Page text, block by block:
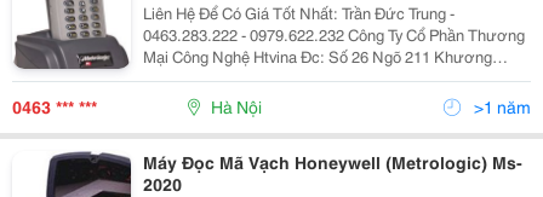
Liên Hệ Để Có Giá Tốt Nhất: Trần Đức Trung -
0463.283.222 - 0979.622.232 Công Ty Cổ Phần Thương
Mại Công Nghệ Htvina Đc: Số 26 Ngõ 211 Khương
Trung &Ndash; Thanh Xuân &Ndash; Hà Nội Yahoo
:Htvinakd3 Http ://Www.sieuthiht.com Trụ Sở Chính:
0463 *** *** Hà Nội >1 năm
Máy Đọc Mã Vạch Honeywell (Metrologic) Ms-
2020